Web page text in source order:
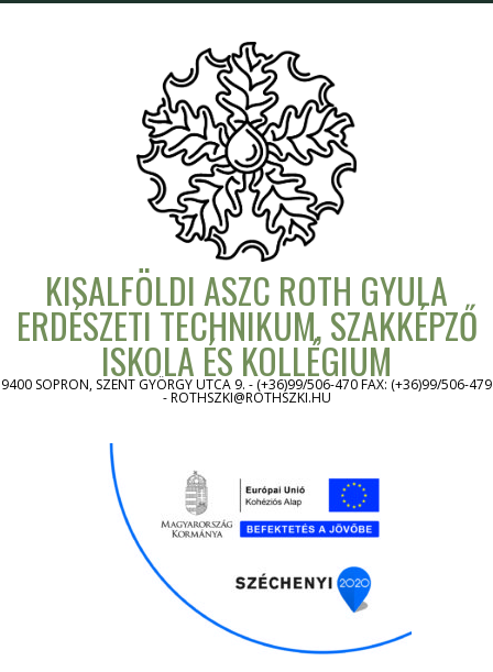
KISALFÖLDI ASZC ROTH GYULA
ERDÉSZETI TECHNIKUM, SZAKKÉPZŐ
ISKOLA ÉS KOLLÉGIUM
9400 SOPRON, SZENT GYÖRGY UTCA 9. - (+36)99/506-470 FAX: (+36)99/506-479
- ROTHSZKI@ROTHSZKI.HU